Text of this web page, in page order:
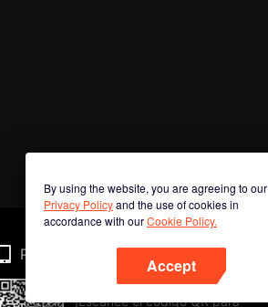
By using the website, you are agreeing to our
Privacy Policyand the use of cookies in
accordance with ourCookie Policy.
Accept
Phone
¡Escanee el código QR para